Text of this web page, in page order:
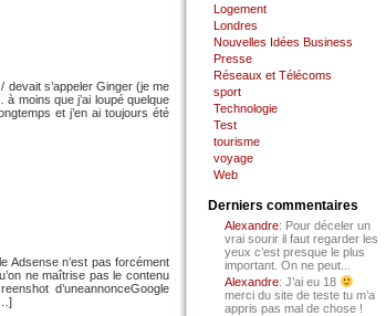
s’appeler Ginger (je me
moins que j’ai loupé quelque
et j’en ai toujours été
Adsense n’est pas forcément
ne maîtrise pas le contenu
d’uneannonceGoogle
Logement
Londres
Nouvelles Idées Business
Presse
Réseaux et Télécoms
sport
Technologie
Test
tourisme
voyage
Web
Derniers commentaires
Alexandre: Pour déceler un
vrai sourir il faut regarder les
yeux c’est presque le plus
important. On ne peut...
Alexandre: J’ai eu 18
merci du site de teste tu m’a
appris pas mal de chose !